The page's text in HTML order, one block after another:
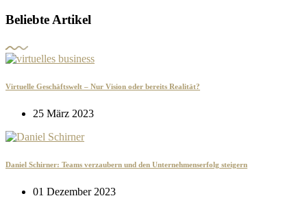
Beliebte Artikel
Virtuelle Geschäftswelt – Nur Vision oder bereits Realität?
25 März 2023
Daniel Schirner: Teams verzaubern und den Unternehmenserfolg steigern
01 Dezember 2023